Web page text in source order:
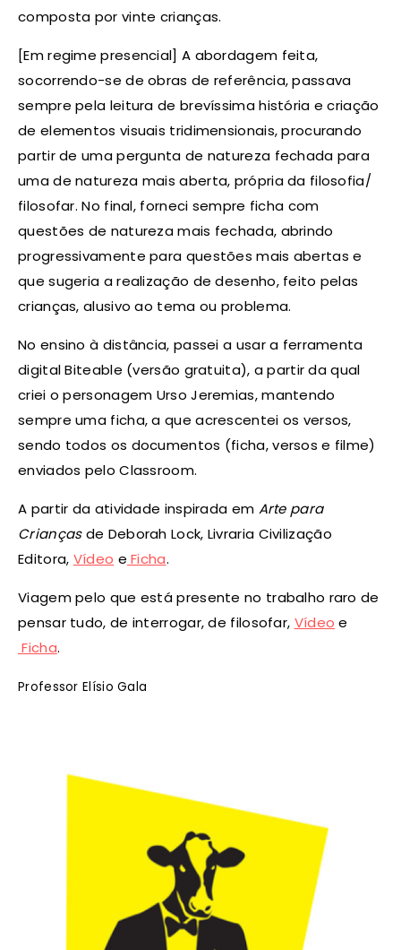
composta por vinte crianças.
[Em regime presencial] A abordagem feita,
socorrendo-se de obras de referência, passava
sempre pela leitura de brevíssima história e criação
de elementos visuais tridimensionais, procurando
partir de uma pergunta de natureza fechada para
uma de natureza mais aberta, própria da filosofia/
filosofar. No final, forneci sempre ficha com
questões de natureza mais fechada, abrindo
progressivamente para questões mais abertas e
que sugeria a realização de desenho, feito pelas
crianças, alusivo ao tema ou problema.
No ensino à distância, passei a usar a ferramenta
digital Biteable (versão gratuita), a partir da qual
criei o personagem Urso Jeremias, mantendo
sempre uma ficha, a que acrescentei os versos,
sendo todos os documentos (ficha, versos e filme)
enviados pelo Classroom.
A partir da atividade inspirada em Arte para
Criançasde Deborah Lock, Livraria Civilização
Editora, Vídeo e Ficha.
Viagem pelo que está presente no trabalho raro de
pensar tudo, de interrogar, de filosofar, Vídeo e
Ficha.
Professor Elísio Gala